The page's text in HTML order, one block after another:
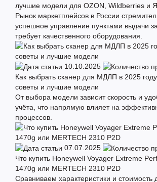
лучшие модели для OZON, Wildberries и
Рынок маркетплейсов в России
успешное управление пунктами выдачи
требует качественного оборудования.
10.10.2025
Как выбрать сканер для МДЛП в 2025
советы и лучшие модели
От выбора модели зависит скорость и
учёта, что напрямую влияет на
процессов.
07.07.2025
Что купить Honeywell Voyager Extreme
1470g или MERTECH 2310 P2D
Сравниваем характеристики и стоимость